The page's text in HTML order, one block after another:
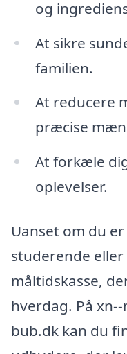
og
At sikre
familien.
At reducere
præcise
At forkæle
oplevelser.
Uanset om du
studerende
måltidskasse,
hverdag. På
bub.dk kan du